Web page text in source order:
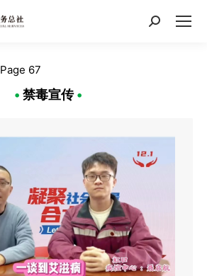
搜
Page 67
• 禁毒宣传•